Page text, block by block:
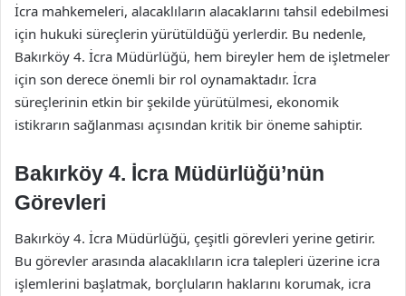
İcra mahkemeleri, alacaklıların alacaklarını tahsil edebilmesi
için hukuki süreçlerin yürütüldüğü yerlerdir. Bu nedenle,
Bakırköy 4. İcra Müdürlüğü, hem bireyler hem de işletmeler
için son derece önemli bir rol oynamaktadır. İcra
süreçlerinin etkin bir şekilde yürütülmesi, ekonomik
istikrarın sağlanması açısından kritik bir öneme sahiptir.
Bakırköy 4. İcra Müdürlüğü’nün
Görevleri
Bakırköy 4. İcra Müdürlüğü, çeşitli görevleri yerine getirir.
Bu görevler arasında alacaklıların icra talepleri üzerine icra
işlemlerini başlatmak, borçluların haklarını korumak, icra